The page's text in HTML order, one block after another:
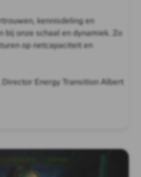
kennisdeling en
bij onze schaal en dynamiek. Zo
op netcapaciteit en
Director Energy Transition Albert